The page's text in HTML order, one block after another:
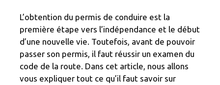
L’obtention du permis de conduire est la
première étape vers l’indépendance et le début
d’une nouvelle vie. Toutefois, avant de pouvoir
passer son permis, il faut réussir un examen du
code de la route. Dans cet article, nous allons
vous expliquer tout ce qu’il faut savoir sur